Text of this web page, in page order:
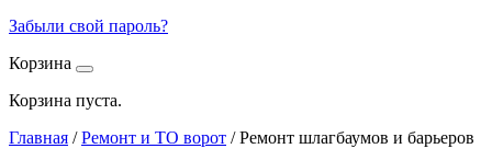
Забыли свой пароль?
Корзина
Корзина пуста.
Главная /Ремонт и ТО ворот /Ремонт шлагбаумов и барьеров